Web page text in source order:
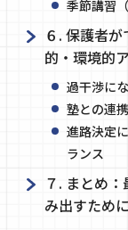
季節講習
６. 保護者
的・環境的
過干渉に
塾との連
進路決定
ランス
７. まとめ
み出すために